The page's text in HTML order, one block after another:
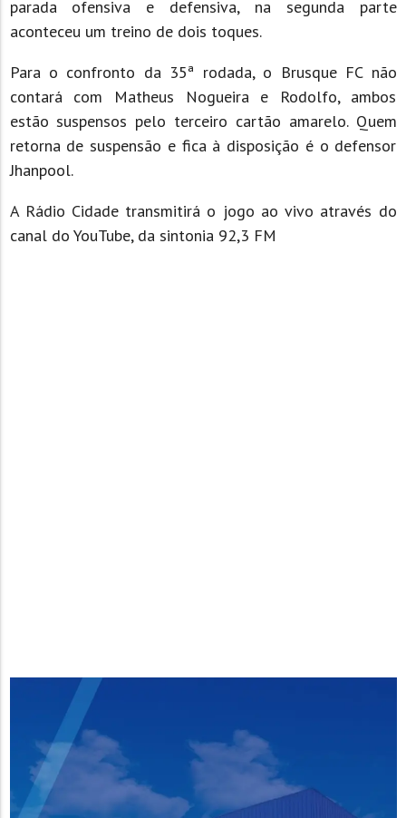
parada ofensiva e defensiva, na segunda parte
aconteceu um treino de dois toques.
Para o confronto da 35ª rodada, o Brusque FC não
contará com Matheus Nogueira e Rodolfo, ambos
estão suspensos pelo terceiro cartão amarelo. Quem
retorna de suspensão e fica à disposição é o defensor
Jhanpool.
A Rádio Cidade transmitirá o jogo ao vivo através do
canal do YouTube, da sintonia 92,3 FM